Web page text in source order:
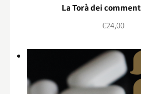
La Torà dei
€24,00